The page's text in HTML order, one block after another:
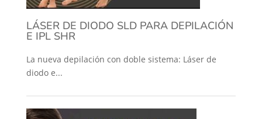
LÁSER DE DIODO SLD PARA DEPILACIÓN
E IPL SHR
La nueva depilación con doble sistema: Láser de
diodo e...